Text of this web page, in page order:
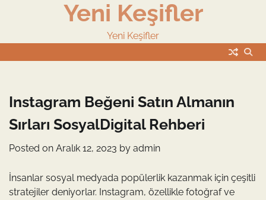
Yeni Keşifler
Yeni Keşifler
Instagram Beğeni Satın Almanın
Sırları SosyalDigital Rehberi
Posted on Aralık 12, 2023 by admin
İnsanlar sosyal medyada popülerlik kazanmak için çeşitli
stratejiler deniyorlar. Instagram, özellikle fotoğraf ve